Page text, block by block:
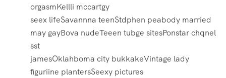
orgasmKellli mccartgy
seex lifeSavannna teenStdphen peabody married
may gayBova nudeTeeen tubge sitesPonstar chqnel
sst
jamesOklahboma city bukkakeVintage lady
figuriine plantersSeexy pictures